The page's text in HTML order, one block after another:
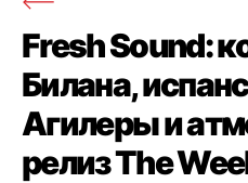
Fresh Sound:
Билана,
Агилеры и
релиз The